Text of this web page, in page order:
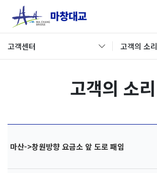
고객센터 고객의 소리
고객의 소리
마산->창원방향 요금소 앞 도로 패임